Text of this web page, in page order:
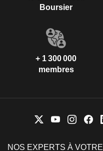
Boursier
+ 1 300 000
membres
NOS EXPERTS À VOTRE